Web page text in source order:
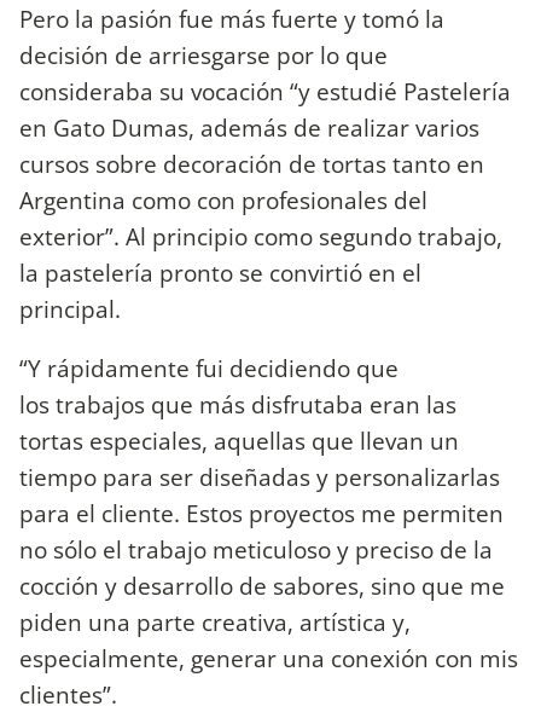
Pero la pasión fue más fuerte y tomó la
decisión de arriesgarse por lo que
consideraba su vocación “y estudié Pastelería
en Gato Dumas, además de realizar varios
cursos sobre decoración de tortas tanto en
Argentina como con profesionales del
exterior”. Al principio como segundo trabajo,
la pastelería pronto se convirtió en el
principal.
“Y rápidamente fui decidiendo que
los trabajos que más disfrutaba eran las
tortas especiales, aquellas que llevan un
tiempo para ser diseñadas y personalizarlas
para el cliente. Estos proyectos me permiten
no sólo el trabajo meticuloso y preciso de la
cocción y desarrollo de sabores, sino que me
piden una parte creativa, artística y,
especialmente, generar una conexión con mis
clientes”.